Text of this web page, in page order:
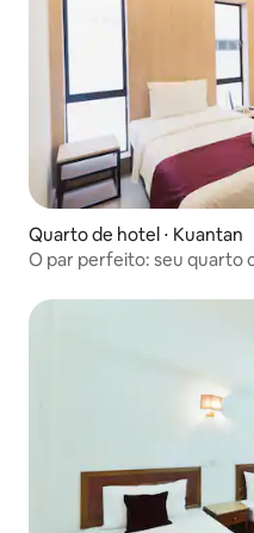
Quarto de hotel ⋅ Kuantan
O par perfeito: seu quarto